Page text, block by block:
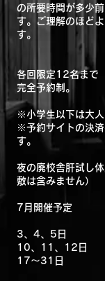
の所要時間が多少
す。ご理解のほど
す。
各回限定12名まで
完全予約制。
※小学生以下は大人
※予約サイトの決
す。
夜の廃校舎肝試し
敷は含みません）
7月開催予定
3、4、5日
10、11、12日
17〜31日